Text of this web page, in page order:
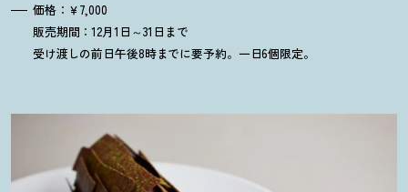
価格：￥7,000
販売期間：12月1日～31日まで
受け渡しの前日午後8時までに要予約。一日6個限定。